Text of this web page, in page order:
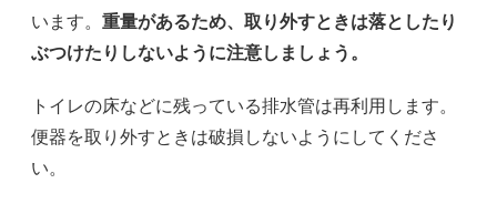
います。 重量があるため、取り外すときは落としたり
ぶつけたりしないように注意しましょう。
トイレの床などに残っている排水管は再利用します。
便器を取り外すときは破損しないようにしてくださ
い。